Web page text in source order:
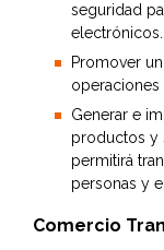
seguridad
electrónicos.
Promover
Generar e
productos y
permitirá
personas y
Comercio